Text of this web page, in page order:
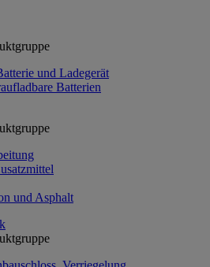
und Ladegerät
Batterien
und Asphalt